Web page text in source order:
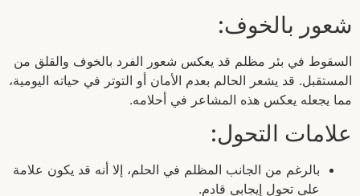
شعور بالخوف:
السقوط في بئر مظلم قد يعكس شعور الفرد بالخوف والقلق من
المستقبل. قد يشعر الحالم بعدم الأمان أو التوتر في حياته اليومية،
مما يجعله يعكس هذه المشاعر في أحلامه.
علامات التحول:
بالرغم من الجانب المظلم في الحلم، إلا أنه قد يكون علامة
على تحول إيجابي قادم.